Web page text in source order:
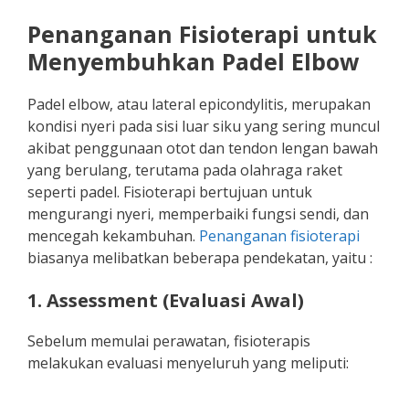
Penanganan Fisioterapi untuk
Menyembuhkan Padel Elbow
Padel elbow, atau lateral epicondylitis, merupakan
kondisi nyeri pada sisi luar siku yang sering muncul
akibat penggunaan otot dan tendon lengan bawah
yang berulang, terutama pada olahraga raket
seperti padel. Fisioterapi bertujuan untuk
mengurangi nyeri, memperbaiki fungsi sendi, dan
mencegah kekambuhan. Penanganan fisioterapi
biasanya melibatkan beberapa pendekatan, yaitu :
1. Assessment (Evaluasi Awal)
Sebelum memulai perawatan, fisioterapis
melakukan evaluasi menyeluruh yang meliputi: